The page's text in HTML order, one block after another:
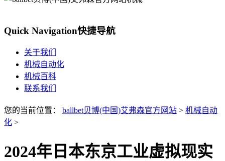
Quick Navigation快捷导航
关于我们
机械自动化
机械百科
联系我们
您的当前位置： ballbet贝博(中国)艾弗森官方网站 > 机械自动
化 >
2024年日本东京工业虚拟现实